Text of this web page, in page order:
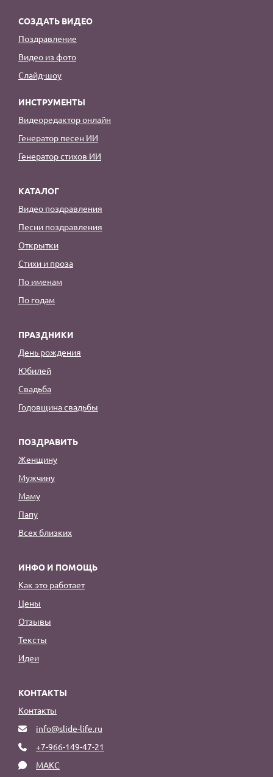
СОЗДАТЬ ВИДЕО
Поздравление
Видео из фото
Слайд-шоу
ИНСТРУМЕНТЫ
Видеоредактор онлайн
Генератор песен ИИ
Генератор стихов ИИ
КАТАЛОГ
Видео поздравления
Песни поздравления
Открытки
Стихи и проза
По именам
По годам
ПРАЗДНИКИ
День рождения
Юбилей
Свадьба
Годовщина свадьбы
ПОЗДРАВИТЬ
Женщину
Мужчину
Маму
Папу
Всех близких
ИНФО И ПОМОЩЬ
Как это работает
Цены
Отзывы
Тексты
Идеи
КОНТАКТЫ
Контакты
info@slide-life.ru
+7-966-149-47-21
МАКС